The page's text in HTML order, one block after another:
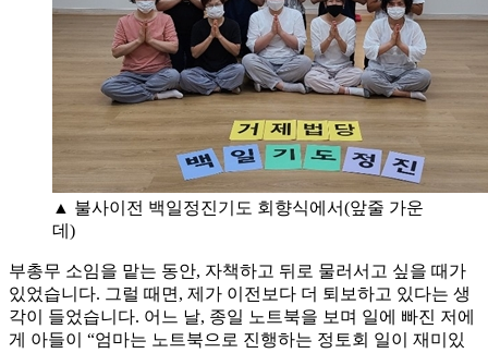
▲ 불사이전 백일정진기도 회향식에서(앞줄 가운
데)
부총무 소임을 맡는 동안, 자책하고 뒤로 물러서고 싶을 때가
있었습니다. 그럴 때면, 제가 이전보다 더 퇴보하고 있다는 생
각이 들었습니다. 어느 날, 종일 노트북을 보며 일에 빠진 저에
게 아들이 “엄마는 노트북으로 진행하는 정토회 일이 재미있